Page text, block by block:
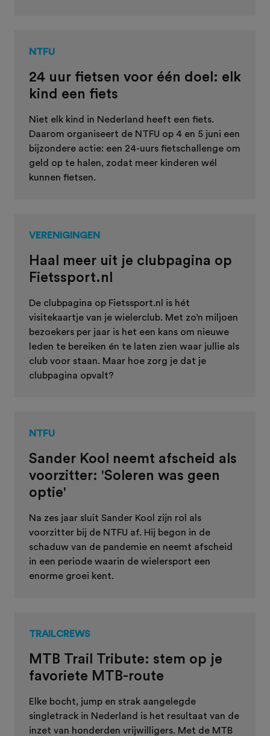
NTFU
24 uur fietsen voor één doel: elk
kind een fiets
Niet elk kind in Nederland heeft een fiets.
Daarom organiseert de NTFU op 4 en 5 juni een
bijzondere actie: een 24-uurs fietschallenge om
geld op te halen, zodat meer kinderen wél
kunnen fietsen.
VERENIGINGEN
Haal meer uit je clubpagina op
Fietssport.nl
De clubpagina op Fietssport.nl is hét
visitekaartje van je wielerclub. Met zo’n miljoen
bezoekers per jaar is het een kans om nieuwe
leden te bereiken én te laten zien waar jullie als
club voor staan. Maar hoe zorg je dat je
clubpagina opvalt?
NTFU
Sander Kool neemt afscheid als
voorzitter: 'Soleren was geen
optie'
Na zes jaar sluit Sander Kool zijn rol als
voorzitter bij de NTFU af. Hij begon in de
schaduw van de pandemie en neemt afscheid
in een periode waarin de wielersport een
enorme groei kent.
TRAILCREWS
MTB Trail Tribute: stem op je
favoriete MTB-route
Elke bocht, jump en strak aangelegde
singletrack in Nederland is het resultaat van de
inzet van honderden vrijwilligers. Met de MTB